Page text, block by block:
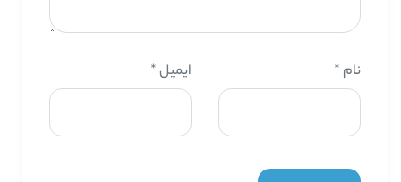
نام * ایمیل*